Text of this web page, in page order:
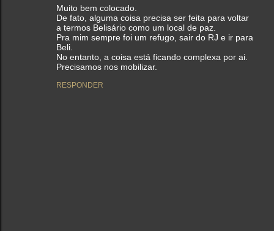
Muito bem colocado.
De fato, alguma coisa precisa ser feita para voltar
a termos Belisário como um local de paz.
Pra mim sempre foi um refugo, sair do RJ e ir para
Beli.
No entanto, a coisa está ficando complexa por ai.
Precisamos nos mobilizar.
RESPONDER